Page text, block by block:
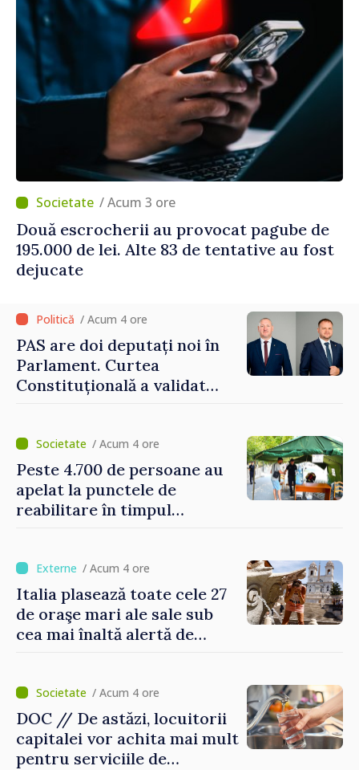
/ Acum 3 ore
Două escrocherii au provocat pagube de
195.000 de lei. Alte 83 de tentative au fost
dejucate
/ Acum 4 ore
PAS are doi deputați noi în
Parlament. Curtea
Constituțională a validat
/ Acum 4 ore
Peste 4.700 de persoane au
apelat la punctele de
reabilitare în timpul
/ Acum 4 ore
Italia plasează toate cele 27
de oraşe mari ale sale sub
cea mai înaltă alertă de
/ Acum 4 ore
DOC // De astăzi, locuitorii
capitalei vor achita mai mult
pentru serviciile de